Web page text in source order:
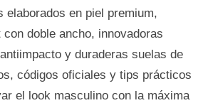
elaborados en piel premium,
doble ancho, innovadoras
y duraderas suelas de
códigos oficiales y tips prácticos
el look masculino con la máxima